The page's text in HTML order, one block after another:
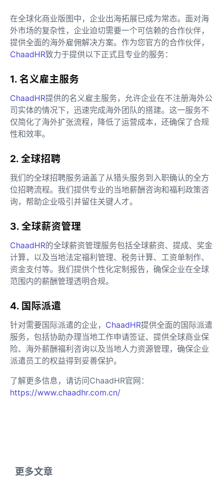
在全球化商业版图中，企业出海拓展已成为常态。面对海
外市场的复杂性，企业迫切需要一个可信赖的合作伙伴，
提供全面的海外雇佣解决方案。作为您官方的合作伙伴，
ChaadHR致力于提供以下正式且专业的服务：
1. 名义雇主服务
ChaadHR提供的名义雇主服务，允许企业在不注册海外公
司实体的情况下，迅速完成海外团队的搭建。这一服务不
仅简化了海外扩张流程，降低了运营成本，还确保了合规
性和效率。
2. 全球招聘
我们的全球招聘服务涵盖了从猎头服务到入职确认的全方
位招聘流程。我们提供专业的当地薪酬咨询和福利政策咨
询，帮助企业吸引并留住关键人才。
3. 全球薪资管理
ChaadHR的全球薪资管理服务包括全球薪资、提成、奖金
计算，以及当地法定福利管理、税务计算、工资单制作、
资金支付等。我们提供个性化定制报告，确保企业在全球
范围内的薪酬管理透明合规。
4. 国际派遣
针对需要国际派遣的企业， ChaadHR提供全面的国际派遣
服务，包括协助办理当地工作申请签证、提供全球商业保
险、海外薪酬福利咨询以及当地人力资源管理，确保企业
派遣员工的权益得到妥善保护。
了解更多信息，请访问ChaadHR官网：
https://www.chaadhr.com.cn/
更多文章